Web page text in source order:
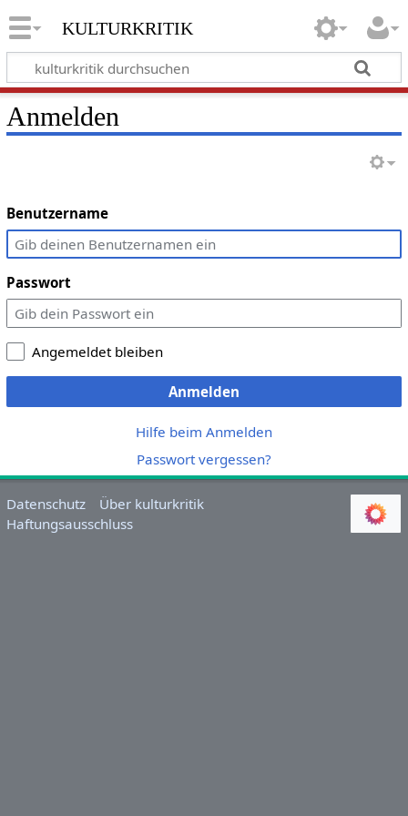
kulturkritik
Anmelden
Benutzername
Passwort
Angemeldet bleiben
Anmelden
Hilfe beim Anmelden
Passwort vergessen?
Datenschutz
Über kulturkritik
Haftungsausschluss